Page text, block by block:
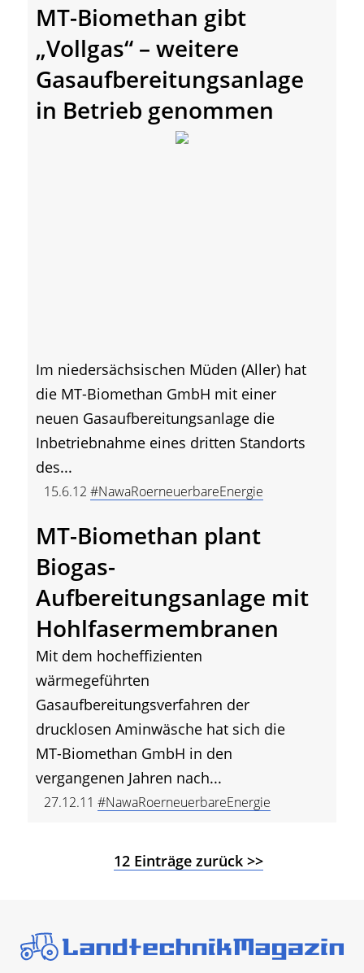
MT-Biomethan gibt
„Vollgas“ – weitere
Gasaufbereitungsanlage
in Betrieb genommen
Im niedersächsischen Müden (Aller) hat
die MT-Biomethan GmbH mit einer
neuen Gasaufbereitungsanlage die
Inbetriebnahme eines dritten Standorts
des...
15.6.12 #NawaRoerneuerbareEnergie
MT-Biomethan plant
Biogas-
Aufbereitungsanlage mit
Hohlfasermembranen
Mit dem hocheffizienten
wärmegeführten
Gasaufbereitungsverfahren der
drucklosen Aminwäsche hat sich die
MT-Biomethan GmbH in den
vergangenen Jahren nach...
27.12.11 #NawaRoerneuerbareEnergie
12 Einträge zurück >>